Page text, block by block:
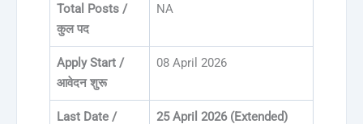
Total Posts /
कुल पद
NA
Apply Start /
आवेदन शुरू
08 April 2026
Last Date /
25 April 2026 (Extended)